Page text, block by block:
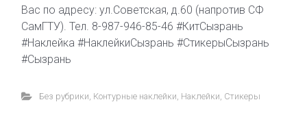
Вас по адресу: ул.Советская, д.60 (напротив СФ
СамГТУ). Тел. 8-987-946-85-46 #КитСызрань
#Наклейка #НаклейкиСызрань #СтикерыСызрань
#Сызрань
Без рубрики Контурные наклейки Наклейки Стикеры